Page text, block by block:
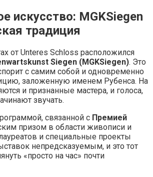
искусство: MGKSiegen
традиция
от Unteres Schloss расположился
Siegen (MGKSiegen). Это
с самим собой и одновременно
заложенную именем Рубенса. На
и признанные мастера, и голоса,
звучать.
связанной с Премией
призом в области живописи и
и специальные проекты
непредсказуемым, и это тот
«просто на час» почти